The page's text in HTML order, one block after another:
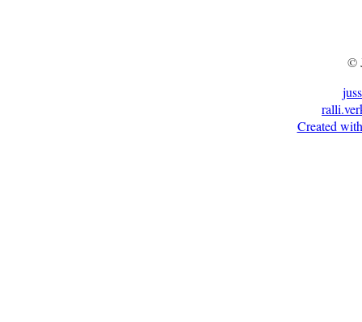
©
Created